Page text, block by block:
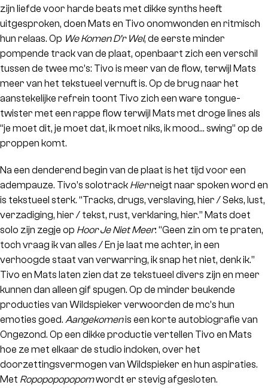
zijn liefde voor harde beats met dikke synths heeft
uitgesproken, doen Mats en Tivo onomwonden en ritmisch
hun relaas. Op We Komen D’r Wel, de eerste minder
pompende track van de plaat, openbaart zich een verschil
tussen de twee mc’s: Tivo is meer van de flow, terwijl Mats
meer van het tekstueel vernuft is. Op de brug naar het
aanstekelijke refrein toont Tivo zich een ware tongue-
twister met een rappe flow terwijl Mats met droge lines als
“je moet dit, je moet dat, ik moet niks, ik mood… swing” op de
proppen komt.
Na een denderend begin van de plaat is het tijd voor een
adempauze. Tivo’s solotrack Hierneigt naar spoken word en
is tekstueel sterk. “Tracks, drugs, verslaving, hier / Seks, lust,
verzadiging, hier / tekst, rust, verklaring, hier.” Mats doet
solo zijn zegje op Hoor Je Niet Meer: “Geen zin om te praten,
toch vraag ik van alles / En je laat me achter, in een
verhoogde staat van verwarring, ik snap het niet, denk ik.”
Tivo en Mats laten zien dat ze tekstueel divers zijn en meer
kunnen dan alleen gif spugen. Op de minder beukende
producties van Wildspieker verwoorden de mc’s hun
emoties goed. Aangekomenis een korte autobiografie van
Ongezond. Op een dikke productie vertellen Tivo en Mats
hoe ze met elkaar de studio indoken, over het
doorzettingsvermogen van Wildspieker en hun aspiraties.
Met Ropopopopopomwordt er stevig afgesloten.